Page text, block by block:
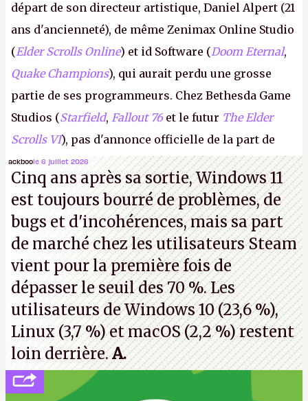
départ de son directeur artistique, Daniel Alpert (21
ans d'ancienneté), de même Zenimax Online Studio
(Elder Scrolls Online) et id Software (Doom Eternal,
Quake Champions), qui aurait perdu une grosse
partie de ses programmeurs. Chez Bethesda Game
Studios (Starfield, Fallout 76 et le futur The Elder
Scrolls VI), pas d'annonce officielle de la part de
Microsoft, mais le syndicat des employés confirme
de nombreux licenciements.A.
ackboole 6 juillet 2026
Cinq ans après sa sortie, Windows 11
est toujours bourré de problèmes, de
bugs et d'incohérences, mais sa part
de marché chez les utilisateurs Steam
vient pour la première fois de
dépasser le seuil des 70 %. Les
utilisateurs de Windows 10 (23,6 %),
Linux (3,7 %) et macOS (2,2 %) restent
loin derrière.A.